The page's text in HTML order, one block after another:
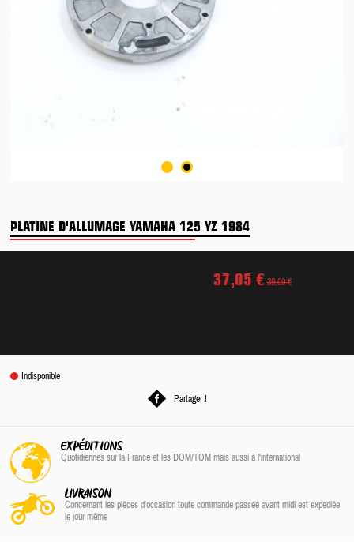
PLATINE D'ALLUMAGE YAMAHA 125 YZ 1984
37,05 € 39,00 €
Indisponible
Partager !
EXPÉDITIONS
Quotidiennes sur la Franceet les DOM/TOM mais aussi à l'international
LIVRAISON
Concernant les pièces d'occasion toute commande passée avant midi est expediée
le jour même